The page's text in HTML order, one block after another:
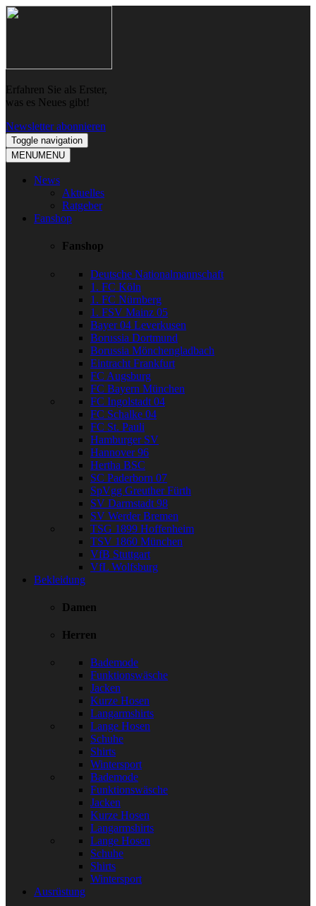
Skip
Skip
Erfahren Sie als Erster,
was es Neues gibt!
Newsletter abonnieren
Toggle navigation
MENUMENU
News
Aktuelles
Ratgeber
Fanshop
Fanshop
Deutsche Nationalmannschaft
1. FC Köln
1. FC Nürnberg
1. FSV Mainz 05
Bayer 04 Leverkusen
Borussia Dortmund
Borussia Mönchengladbach
Eintracht Frankfurt
FC Augsburg
FC Bayern München
FC Ingolstadt 04
FC Schalke 04
FC St. Pauli
Hamburger SV
Hannover 96
Hertha BSC
SC Paderborn 07
SpVgg Greuther Fürth
SV Darmstadt 98
SV Werder Bremen
TSG 1899 Hoffenheim
TSV 1860 München
VfB Stuttgart
VfL Wolfsburg
Bekleidung
Damen
Herren
Bademode
Funktionswäsche
Jacken
Kurze Hosen
Langarmshirts
Lange Hosen
Schuhe
Shirts
Wintersport
Bademode
Funktionswäsche
Jacken
Kurze Hosen
Langarmshirts
Lange Hosen
Schuhe
Shirts
Wintersport
Ausrüstung